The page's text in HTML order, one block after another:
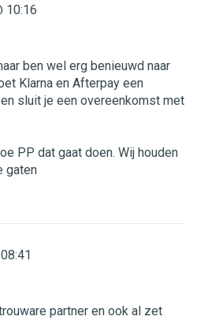
10:16
ben wel erg benieuwd naar
Klarna en Afterpay een
sluit je een overeenkomst met
PP dat gaat doen. Wij houden
gaten
partner en ook al zet